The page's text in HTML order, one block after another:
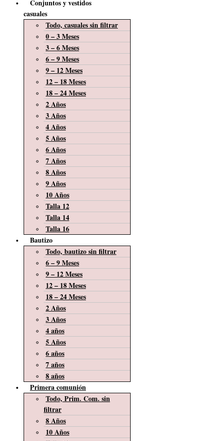
Conjuntos y vestidos
casuales
Todo, casuales sin filtrar
0 – 3 Meses
3 – 6 Meses
6 – 9 Meses
9 – 12 Meses
12 – 18 Meses
18 – 24 Meses
2 Años
3 Años
4 Años
5 Años
6 Años
7 Años
8 Años
9 Años
10 Años
Talla 12
Talla 14
Talla 16
Bautizo
Todo, bautizo sin filtrar
6 – 9 Meses
9 – 12 Meses
12 – 18 Meses
18 – 24 Meses
2 Años
3 Años
4 años
5 Años
6 años
7 años
8 años
Primera comunión
Todo, Prim. Com. sin
filtrar
8 Años
10 Años